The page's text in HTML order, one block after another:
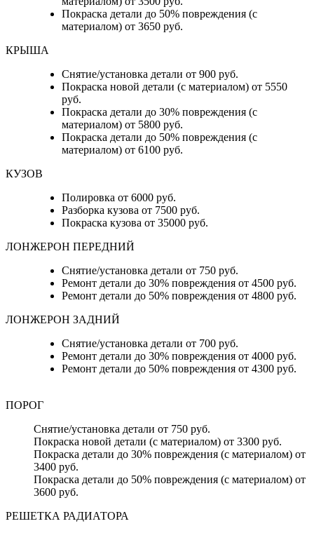
Покраска детали до 50% повреждения (с
материалом) от 3650 руб.
КРЫША
Снятие/установка детали от 900 руб.
Покраска новой детали (с материалом) от 5550
руб.
Покраска детали до 30% повреждения (с
материалом) от 5800 руб.
Покраска детали до 50% повреждения (с
материалом) от 6100 руб.
КУЗОВ
Полировка от 6000 руб.
Разборка кузова от 7500 руб.
Покраска кузова от 35000 руб.
ЛОНЖЕРОН ПЕРЕДНИЙ
Снятие/установка детали от 750 руб.
Ремонт детали до 30% повреждения от 4500 руб.
Ремонт детали до 50% повреждения от 4800 руб.
ЛОНЖЕРОН ЗАДНИЙ
Снятие/установка детали от 700 руб.
Ремонт детали до 30% повреждения от 4000 руб.
Ремонт детали до 50% повреждения от 4300 руб.
ПОРОГ
Снятие/установка детали от 750 руб.
Покраска новой детали (с материалом) от 3300 руб.
Покраска детали до 30% повреждения (с материалом) от
3400 руб.
Покраска детали до 50% повреждения (с материалом) от
3600 руб.
РЕШЕТКА РАДИАТОРА